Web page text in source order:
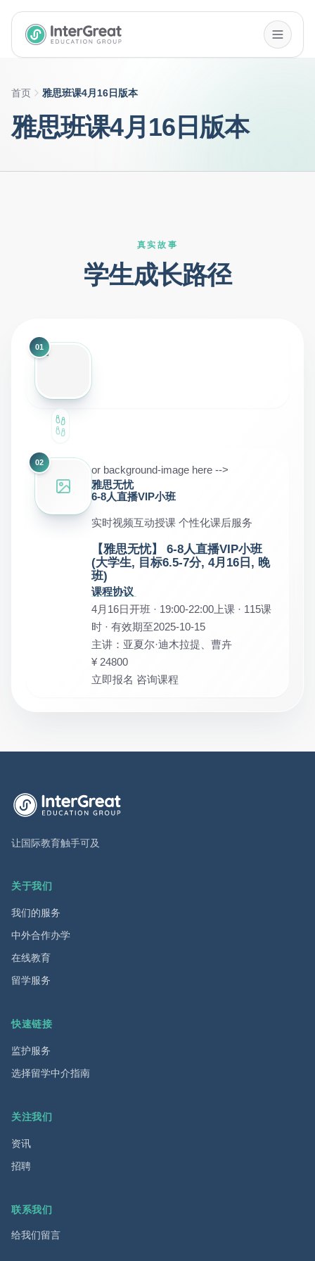
InterGreat Education Group home
首页 雅思班课4月16日版本
雅思班课4月16日版本
真实故事
学生成长路径
01
02
or background-image here -->
雅思无忧
6-8人直播VIP小班
实时视频互动授课 个性化课后服务
【雅思无忧】 6-8人直播VIP小班
(大学生, 目标6.5-7分, 4月16日, 晚
班)
课程协议
4月16日开班 · 19:00-22:00上课 · 115课
时 · 有效期至2025-10-15
主讲：亚夏尔·迪木拉提、曹卉
¥ 24800
立即报名 咨询课程
英萃国际教育集团首页
让国际教育触手可及
关于我们
我们的服务
中外合作办学
在线教育
留学服务
快速链接
监护服务
选择留学中介指南
关注我们
资讯
招聘
联系我们
给我们留言